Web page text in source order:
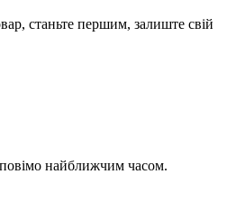
станьте першим, залиште свій
найближчим часом.